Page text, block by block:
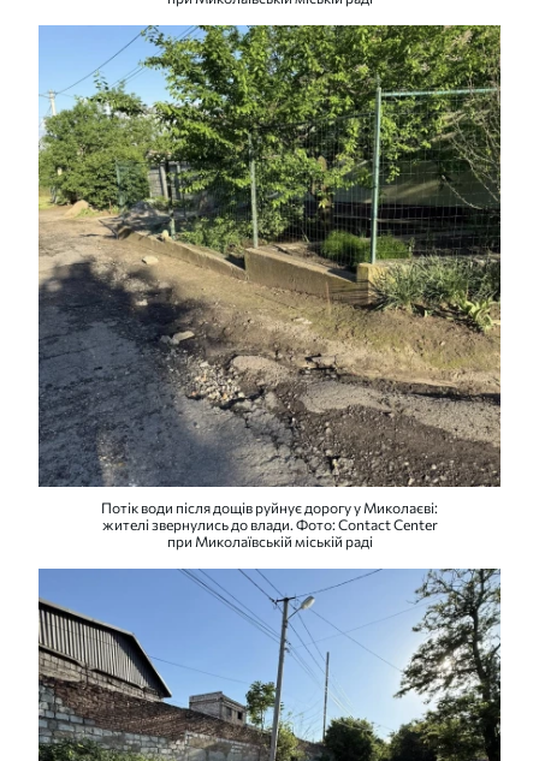
Потік води після дощів руйнує дорогу у Миколаєві:
жителі звернулись до влади. Фото: Contact Center
при Миколаївській міській раді